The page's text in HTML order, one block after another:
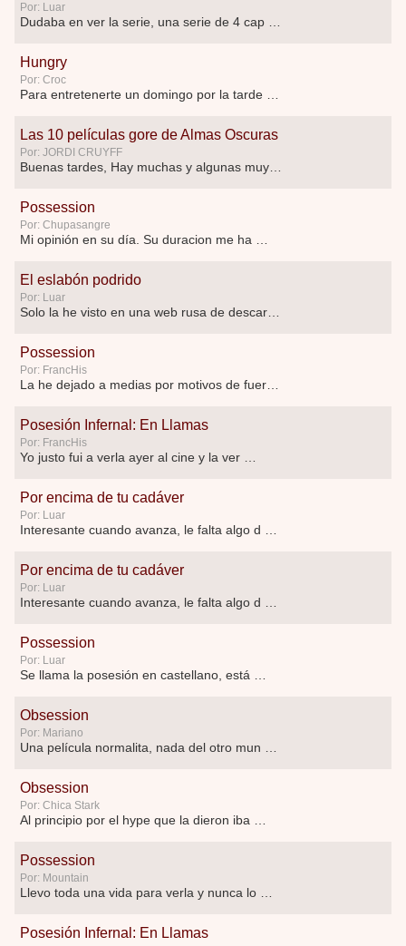
Por: Luar
Dudaba en ver la serie, una serie de 4 cap …
Hungry
Por: Croc
Para entretenerte un domingo por la tarde …
Las 10 películas gore de Almas Oscuras
Por: JORDI CRUYFF
Possession
Por: Chupasangre
Mi opinión en su día. Su duracion me ha …
El eslabón podrido
Por: Luar
Possession
Por: FrancHis
Posesión Infernal: En Llamas
Por: FrancHis
Yo justo fui a verla ayer al cine y la ver …
Por encima de tu cadáver
Por: Luar
Interesante cuando avanza, le falta algo d …
Por encima de tu cadáver
Por: Luar
Interesante cuando avanza, le falta algo d …
Possession
Por: Luar
Se llama la posesión en castellano, está …
Obsession
Por: Mariano
Una película normalita, nada del otro mun …
Obsession
Por: Chica Stark
Al principio por el hype que la dieron iba …
Possession
Por: Mountain
Llevo toda una vida para verla y nunca lo …
Posesión Infernal: En Llamas